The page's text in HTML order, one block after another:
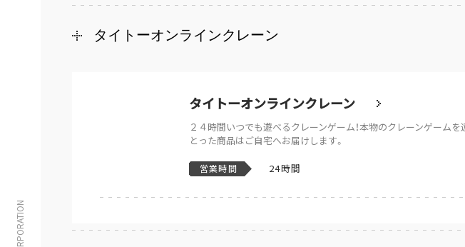
タイトーオンラインクレーン
タイトーオンラインクレーン
２４時間いつでも遊べるクレーンゲーム！本物のクレーンゲームを
とった商品はご自宅へお届けします。
営業時間 24時間